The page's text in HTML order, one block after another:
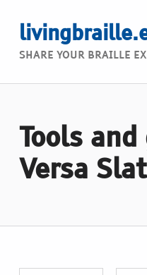
SHARE YOUR BRAILLE
Tools
Versa